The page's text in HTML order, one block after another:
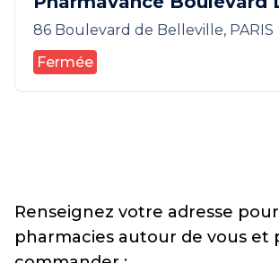
86 Boulevard de Belleville, PARIS
Fermée
Renseignez votre adresse
pharmacies autour de vous et